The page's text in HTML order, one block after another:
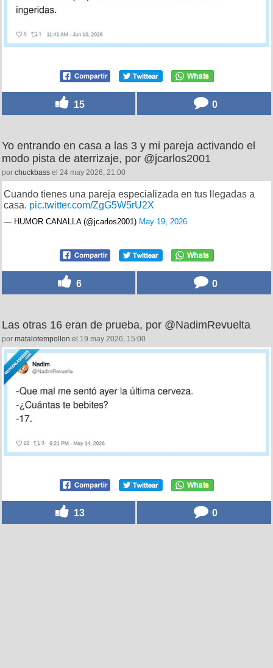
15 0
Yo entrando en casa a las 3 y mi pareja activando el
modo pista de aterrizaje, por @jcarlos2001
por chuckbass el 24 may 2026, 21:00
Cuando tienes una pareja especializada en tus llegadas a
casa. pic.twitter.com/ZgG5W5rU2X
— HUMOR CANALLA (@jcarlos2001) May 19, 2026
6 0
Las otras 16 eran de prueba, por @NadimRevuelta
por matalotempollon el 19 may 2026, 15:00
13 0